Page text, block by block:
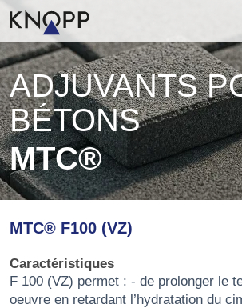
ADJUVANTS
BÉTONS
MTC®
MTC® F100 (VZ)
Caractéristiques
F 100 (VZ) permet : - de prolonger le
oeuvre en retardant l’hydratation du